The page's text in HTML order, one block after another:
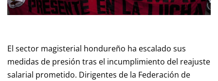
El sector magisterial hondureño ha escalado sus
medidas de presión tras el incumplimiento del reajuste
salarial prometido. Dirigentes de la Federación de